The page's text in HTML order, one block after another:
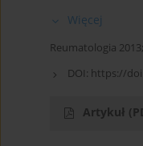
Więcej
Reumatologia
DOI: https://
Artykuł